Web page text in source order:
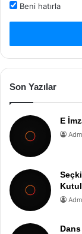
Beni hatırla
Son Yazılar
E